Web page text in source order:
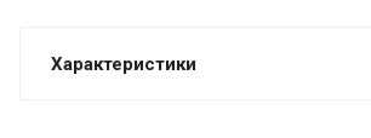
Характеристики